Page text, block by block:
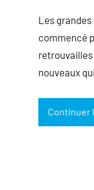
Les
commencé
nouveaux
Continuer